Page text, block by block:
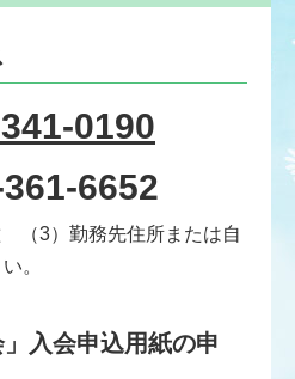
0190
6652
（3）勤務先住所または自
。
」入会申込用紙の申